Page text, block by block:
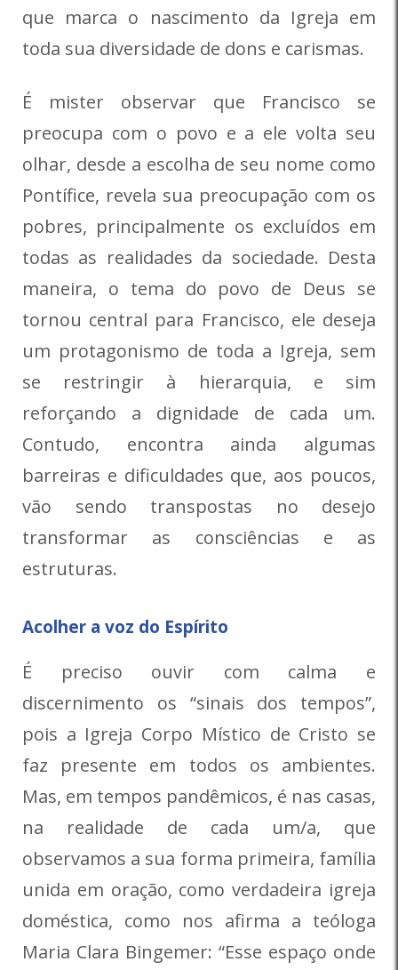
que marca o nascimento da Igreja em
toda sua diversidade de dons e carismas.
É mister observar que Francisco se
preocupa com o povo e a ele volta seu
olhar, desde a escolha de seu nome como
Pontífice, revela sua preocupação com os
pobres, principalmente os excluídos em
todas as realidades da sociedade. Desta
maneira, o tema do povo de Deus se
tornou central para Francisco, ele deseja
um protagonismo de toda a Igreja, sem
se restringir à hierarquia, e sim
reforçando a dignidade de cada um.
Contudo, encontra ainda algumas
barreiras e dificuldades que, aos poucos,
vão sendo transpostas no desejo
transformar as consciências e as
estruturas.
Acolher a voz do Espírito
É preciso ouvir com calma e
discernimento os “sinais dos tempos”,
pois a Igreja Corpo Místico de Cristo se
faz presente em todos os ambientes.
Mas, em tempos pandêmicos, é nas casas,
na realidade de cada um/a, que
observamos a sua forma primeira, família
unida em oração, como verdadeira igreja
doméstica, como nos afirma a teóloga
Maria Clara Bingemer: “Esse espaço onde